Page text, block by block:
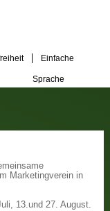
Einfache
Sprache
Marketingverein in
13.und 27. August.